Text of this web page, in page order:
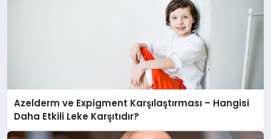
Azelderm ve Expigment Karşılaştırması – Hangisi
Daha Etkili Leke Karşıtıdır?